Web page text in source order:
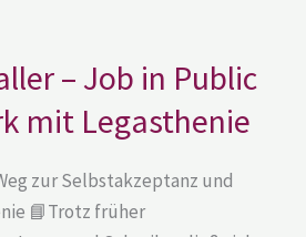
– Job in Public
mit Legasthenie
zur Selbstakzeptanz und
📘Trotz früher